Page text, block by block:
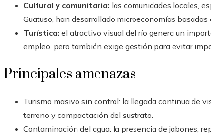
Cultural y comunitaria: las comunidades locales,
Guatuso, han desarrollado microeconomías
Turística: el atractivo visual del río genera un
empleo, pero también exige gestión para evitar
Principales amenazas
Turismo masivo sin control: la llegada continua de
terreno y compactación del sustrato.
Contaminación del agua: la presencia de jabones,